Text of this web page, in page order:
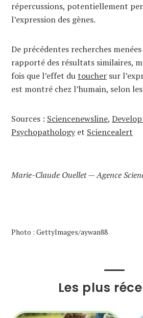
répercussions, potentiellement
l’expression des gènes.
De précédentes recherches
rapporté des résultats similaires,
fois que l’effet dutoucher sur
est montré chez l’humain, selon
Sources : Sciencenewsline,
Psychopathologyet Sciencealert
Marie-Claude Ouellet — Agence
Photo : GettyImages/aywan88
Les plus